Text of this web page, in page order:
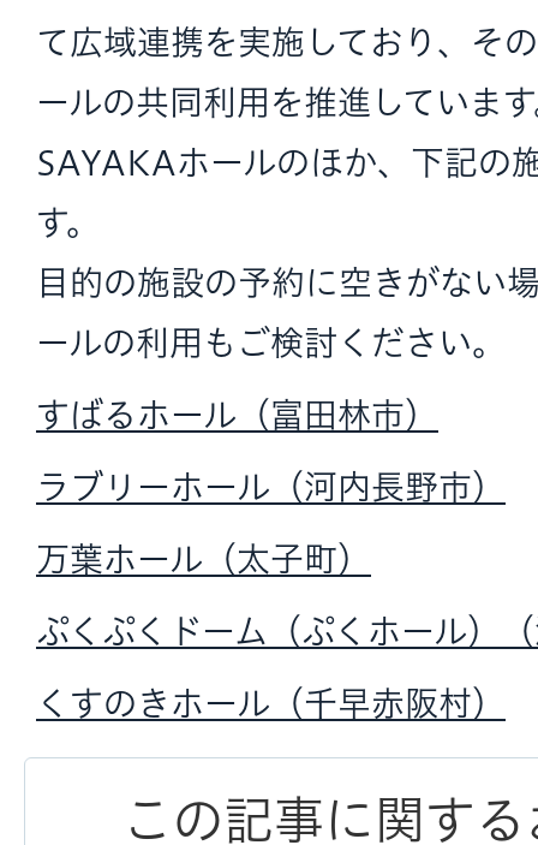
て広域連携を実施しており、そ
ールの共同利用を推進していま
SAYAKAホールのほか、下記の
す。
目的の施設の予約に空きがない
ールの利用もご検討ください。
すばるホール（富田林市）
ラブリーホール（河内長野市）
万葉ホール（太子町）
ぷくぷくドーム（ぷくホール）
くすのきホール（千早赤阪村）
この記事に関す